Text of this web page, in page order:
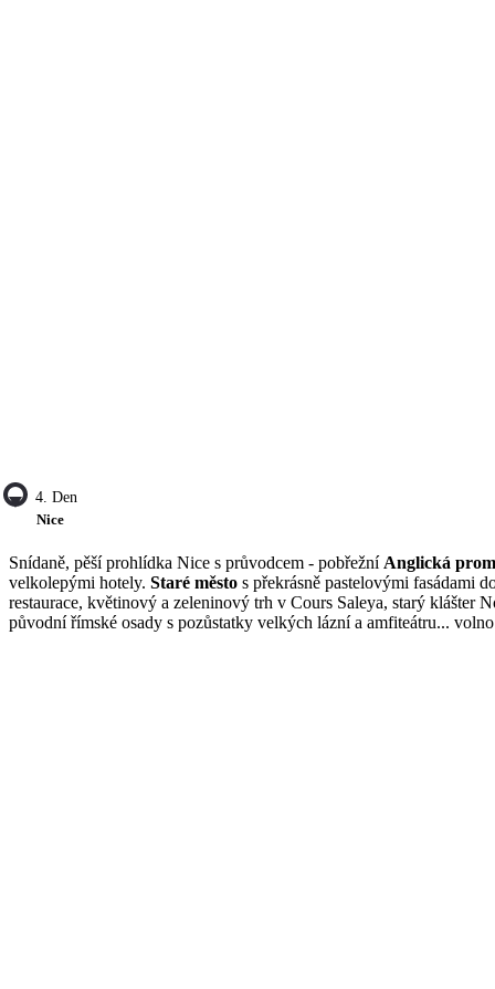
4. Den
Nice
Snídaně, pěší prohlídka Nice s průvodcem - pobřežní Anglická
velkolepými hotely. Staré město s překrásně pastelovými fasádami
restaurace, květinový a zeleninový trh v Cours Saleya, starý klášter
původní římské osady s pozůstatky velkých lázní a amfiteátru...